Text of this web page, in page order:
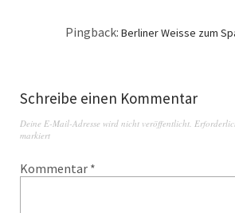
Pingback: Berliner Weisse zum
Schreibe einen Kommentar
Deine E-Mail-Adresse wird nicht veröffentlicht.
markiert
Kommentar *